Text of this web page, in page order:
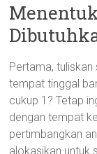
Pertama,
tempat tinggal
cukup 1? Tetap
dengan tempat
pertimbangkan
alokasikan untuk